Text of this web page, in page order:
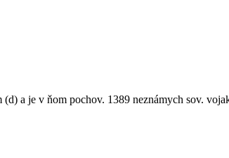
a je v ňom pochov. 1389 neznámych sov.